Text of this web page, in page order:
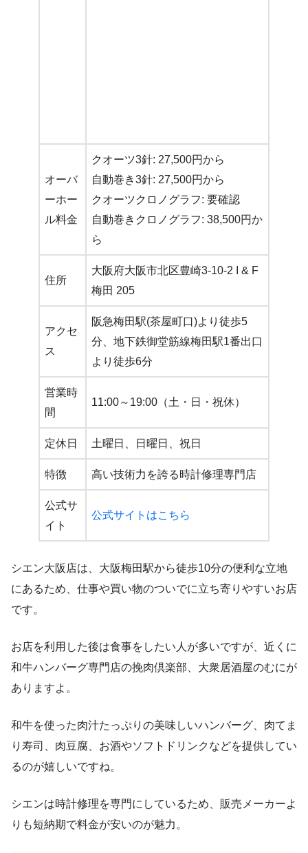
オーバ
ーホー
ル料金
クオーツ3針: 27,500円から
自動巻き3針: 27,500円から
クオーツクロノグラフ: 要確認
自動巻きクロノグラフ: 38,500円か
ら
住所
大阪府大阪市北区豊崎3-10-2 I & F
梅田 205
アクセ
ス
阪急梅田駅(茶屋町口)より徒歩5
分、地下鉄御堂筋線梅田駅1番出口
より徒歩6分
営業時
間
11:00～19:00（土・日・祝休）
定休日 土曜日、日曜日、祝日
特徴 高い技術力を誇る時計修理専門店
公式サ
イト
公式サイトはこちら
シエン大阪店は、大阪梅田駅から徒歩10分の便利な立地
にあるため、仕事や買い物のついでに立ち寄りやすいお店
です。
お店を利用した後は食事をしたい人が多いですが、近くに
和牛ハンバーグ専門店の挽肉倶楽部、大衆居酒屋のむにが
ありますよ。
和牛を使った肉汁たっぷりの美味しいハンバーグ、肉てま
り寿司、肉豆腐、お酒やソフトドリンクなどを提供してい
るのが嬉しいですね。
シエンは時計修理を専門にしているため、販売メーカーよ
りも短納期で料金が安いのが魅力。